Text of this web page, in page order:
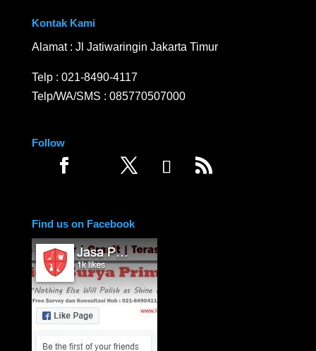
Kontak Kami
Alamat : Jl Jatiwaringin Jakarta Timur
Telp : 021-8490-4117
Telp/WA/SMS : 085770507000
Follow
Find us on Facebook